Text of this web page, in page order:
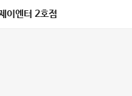
이엔터 2호점